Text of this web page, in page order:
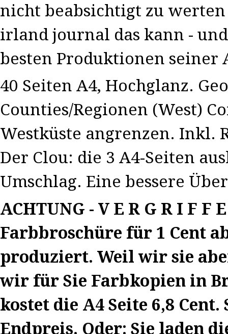
nicht beabsichtigt zu
irland journal das kann -
besten Produktionen seiner
40 Seiten A4, Hochglanz.
Counties/Regionen (West)
Westküste angrenzen. Inkl.
Der Clou: die 3 A4-Seiten
Umschlag. Eine bessere
ACHTUNG - V E R G R I F
Farbbroschüre für 1 Cent
produziert. Weil wir sie
wir für Sie Farbkopien in
kostet die A4 Seite 6,8
Endpreis. Oder: Sie laden